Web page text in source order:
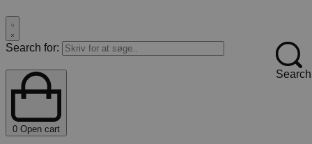
Search for:
Search
0 Open cart